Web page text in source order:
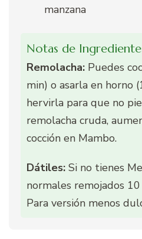
manzana
Notas de
Remolacha: Puedes
min) o asarla en horno
hervirla para que no
remolacha cruda,
cocción en Mambo.
Dátiles: Si no tienes
normales remojados
Para versión menos